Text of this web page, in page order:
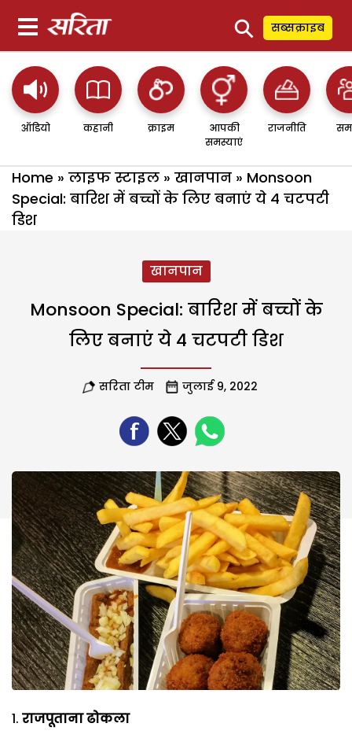
⚲ सब्सक्राइब
ऑडियो कहानी क्राइम
आपकी
समस्याएं
राजनीति
Home » लाइफ स्टाइल » खानपान » Monsoon
Special: बारिश में बच्चों के लिए बनाएं ये 4 चटपटी
डिश
खानपान
Monsoon Special: बारिश में बच्चों के
लिए बनाएं ये 4 चटपटी डिश
सरिता टीम जुलाई 9, 2022
राजपूताना ढोकला